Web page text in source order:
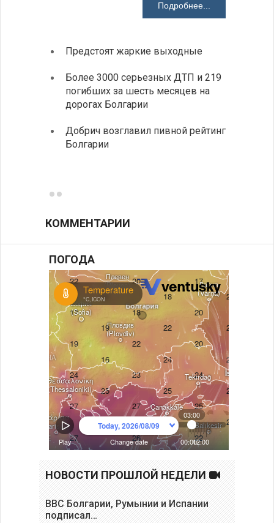
Подробнее...
Предстоят жаркие выходные
Более 3000 серьезных ДТП и 219
погибших за шесть месяцев на
дорогах Болгарии
Добрич возглавил пивной рейтинг
Болгарии
КОММЕНТАРИИ
ПОГОДА
НОВОСТИ ПРОШЛОЙ НЕДЕЛИ
ВВС Болгарии, Румынии и Испании
подписал…